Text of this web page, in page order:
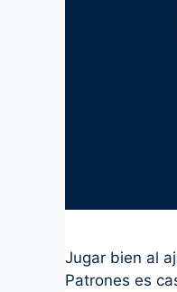
Jugar bien al
Patrones es